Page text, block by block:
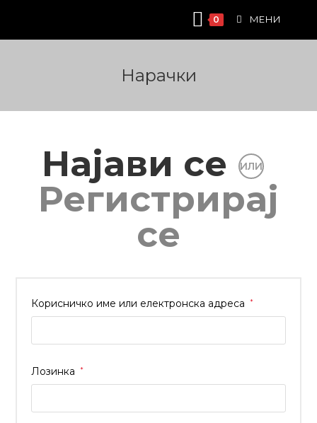
0 МЕНИ
Нарачки
Најави се ИЛИ
Регистрирај
се
Корисничко име или електронска адреса *
Лозинка *